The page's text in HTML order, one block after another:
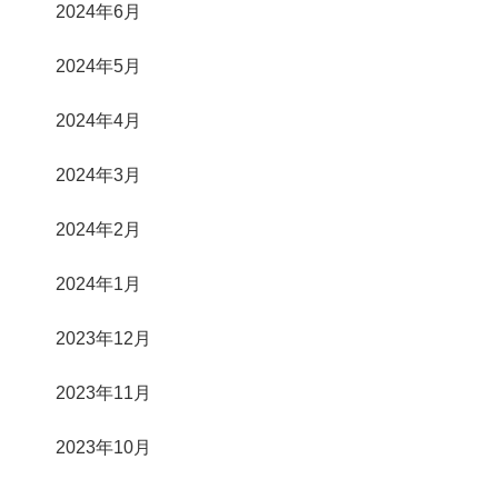
2024年6月
2024年5月
2024年4月
2024年3月
2024年2月
2024年1月
2023年12月
2023年11月
2023年10月